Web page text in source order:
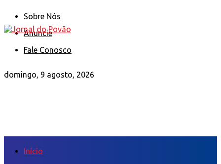
Sobre Nós
Anuncie
Fale Conosco
domingo, 9 agosto, 2026
Início